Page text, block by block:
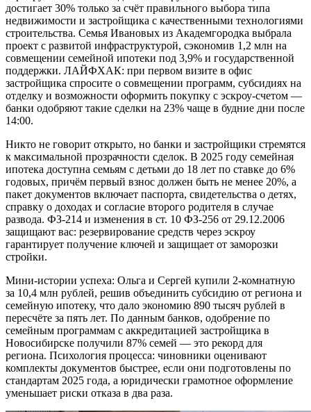
достигает 30% только за счёт правильного выбора типа
недвижимости и застройщика с качественными технологиями
строительства. Семья Ивановых из Академгородка выбрала
проект с развитой инфраструктурой, сэкономив 1,2 млн на
совмещении семейной ипотеки под 3,9% и государственной
поддержки. ЛАЙФХАК: при первом визите в офис
застройщика спросите о совмещении программ, субсидиях на
отделку и возможности оформить покупку с эскроу-счетом —
банки одобряют такие сделки на 23% чаще в будние дни после
14:00.
Никто не говорит открыто, но банки и застройщики стремятся
к максимальной прозрачности сделок. В 2025 году семейная
ипотека доступна семьям с детьми до 18 лет по ставке до 6%
годовых, причём первый взнос должен быть не менее 20%, а
пакет документов включает паспорта, свидетельства о детях,
справку о доходах и согласие второго родителя в случае
развода. ФЗ-214 и изменения в ст. 10 ФЗ-256 от 29.12.2006
защищают вас: резервирование средств через эскроу
гарантирует получение ключей и защищает от заморозки
стройки.
Мини-истории успеха: Ольга и Сергей купили 2-комнатную
за 10,4 млн рублей, решив объединить субсидию от региона и
семейную ипотеку, что дало экономию 890 тысяч рублей в
пересчёте за пять лет. По данным банков, одобрение по
семейным программам с аккредитацией застройщика в
Новосибирске получили 87% семей — это рекорд для
региона. Психология процесса: чиновники оценивают
комплекты документов быстрее, если они подготовлены по
стандартам 2025 года, а юридически грамотное оформление
уменьшает риски отказа в два раза.